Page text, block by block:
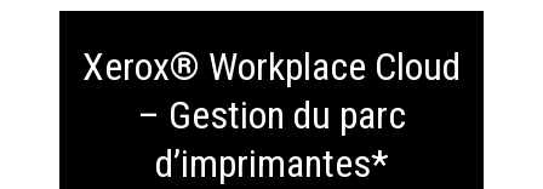
Xerox® Workplace Cloud
– Gestion du parc
d’imprimantes*